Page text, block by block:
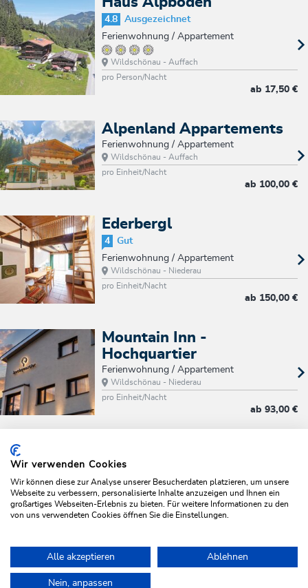
4.8
Ausgezeichnet
Ferienwohnung / Appartement
Wildschönau - Auffach
pro Person/Nacht
ab 17,50 €
Alpenland Appartements
Ferienwohnung / Appartement
Wildschönau - Auffach
pro Einheit/Nacht
ab 100,00 €
Ederbergl
4
Gut
Ferienwohnung / Appartement
Wildschönau - Niederau
pro Einheit/Nacht
ab 150,00 €
Mountain Inn -
Hochquartier
Ferienwohnung / Appartement
Wildschönau - Niederau
pro Einheit/Nacht
ab 93,00 €
Suche Filtern/Sortieren
Alle Preise verstehen sich pro Aufenthalt inkl. Ortstaxe.
Wir verwenden Cookies
Wir können diese zur Analyse unserer Besucherdaten platzieren, um unsere
Webseite zu verbessern, personalisierte Inhalte anzuzeigen und Ihnen ein
großartiges Webseiten-Erlebnis zu bieten. Für weitere Informationen zu den
von uns verwendeten Cookies öffnen Sie die Einstellungen.
Alle akzeptieren Ablehnen
Nein, anpassen